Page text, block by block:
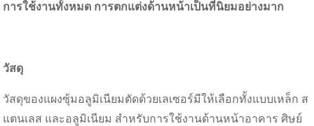
การใช้งานทั้งหมด การตกแต่งด้านหน้าเป็นที่นิยมอย่างมาก
วัสดุ
วัสดุของแผงซุ้มอลูมิเนียมตัดด้วยเลเซอร์มีให้เลือกทั้งแบบเหล็ก ส
แตนเลส และอลูมิเนียม สำหรับการใช้งานด้านหน้าอาคาร ศิษย์